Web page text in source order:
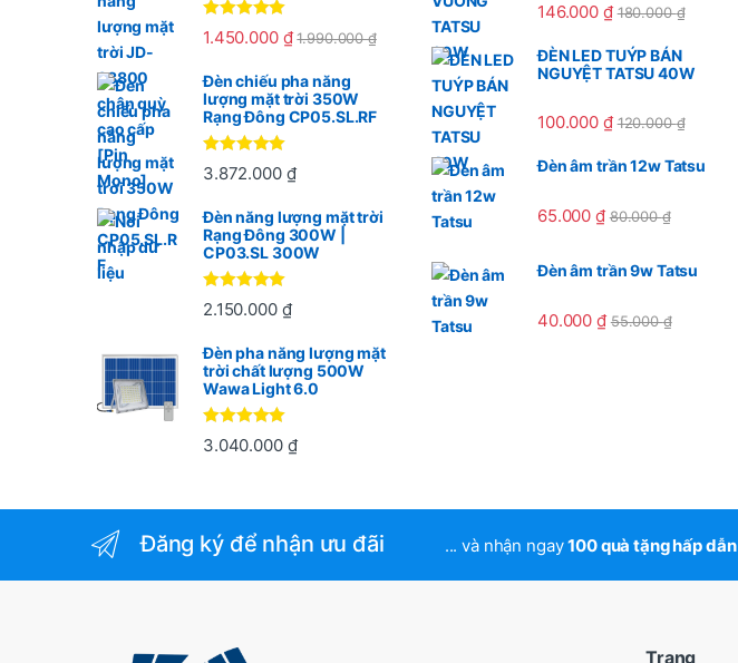
Được xếp
hạng5.005
1.450.000 ₫ 1.990.000₫
Đèn chiếu pha năng
lượng mặt trời 350W
Rạng Đông CP05.SL.RF
Được xếp
hạng 55
3.872.000 ₫
Đèn năng lượng mặt trời
Rạng Đông 300W |
CP03.SL 300W
Được xếp
hạng55
2.150.000 ₫
Đèn pha năng lượng mặt
trời chất lượng 500W
Wawa Light 6.0
Được xếp
hạng55
3.040.000 ₫
146.000 ₫ 180.000₫
ĐÈN LED TUÝP BÁN
NGUYỆT TATSU 40W
100.000 ₫ 120.000₫
Đèn âm trần 12w Tatsu
65.000₫ 80.000₫
Đèn âm trần 9w Tatsu
40.000₫ 55.000₫
Đăng ký để nhận ưu đãi ... và nhận ngay100 quà tặng hấp dẫn
Trang